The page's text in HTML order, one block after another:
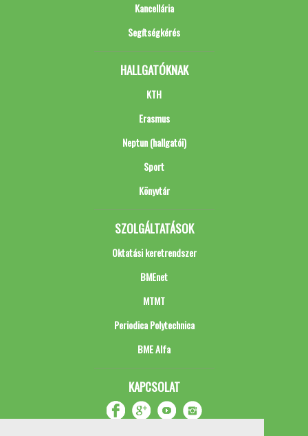
Kancellária
Segítségkérés
HALLGATÓKNAK
KTH
Erasmus
Neptun (hallgatói)
Sport
Könyvtár
SZOLGÁLTATÁSOK
Oktatási keretrendszer
BMEnet
MTMT
Periodica Polytechnica
BME Alfa
KAPCSOLAT